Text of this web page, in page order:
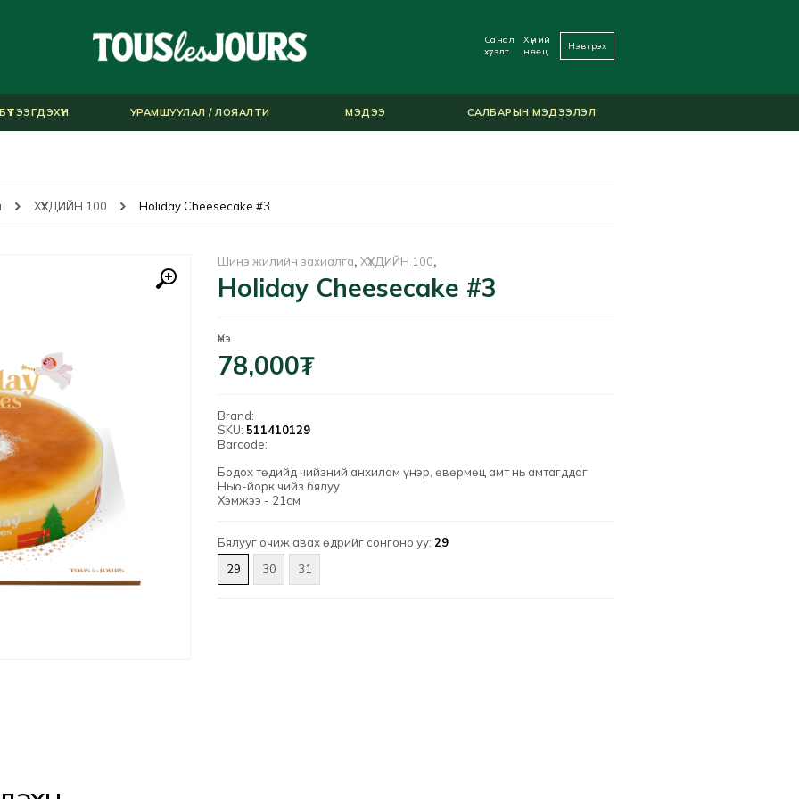
Санал
хүсэлт
Хүний
нөөц
Нэвтрэх
БҮТЭЭГДЭХҮҮН УРАМШУУЛАЛ / ЛОЯАЛТИ МЭДЭЭ САЛБАРЫН МЭДЭЭЛЭЛ
ХҮҮХДИЙН 100 Holiday Cheesecake #3
Шинэ жилийн захиалга, ХҮҮХДИЙН 100,
Holiday Cheesecake #3
Үнэ
78,000₮
Brand:
SKU: 511410129
Barcode:
Бодох төдийд чийзний анхилам үнэр, өвөрмөц амт нь амтагддаг
Нью-йорк чийз бялуу
Хэмжээ - 21см
Бялууг очиж авах өдрийг сонгоно уу: 29
29
30 31